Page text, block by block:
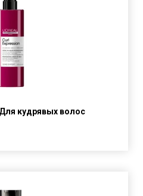
кудрявых волос